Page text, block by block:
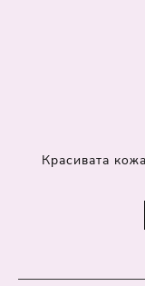
Красивата